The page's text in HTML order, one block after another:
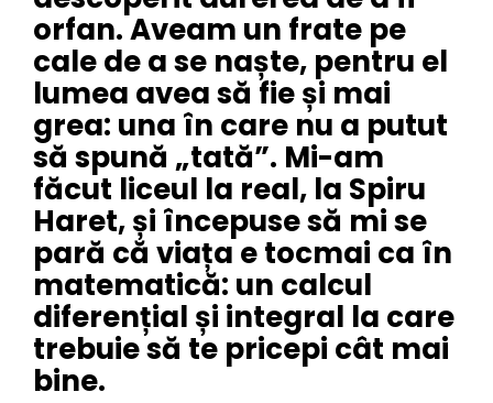
orfan. Aveam un frate pe
cale de a se naște, pentru el
lumea avea să fie și mai
grea: una în care nu a putut
să spună „tată”. Mi-am
făcut liceul la real, la Spiru
Haret, și începuse să mi se
pară că viața e tocmai ca în
matematică: un calcul
diferențial și integral la care
trebuie să te pricepi cât mai
bine.